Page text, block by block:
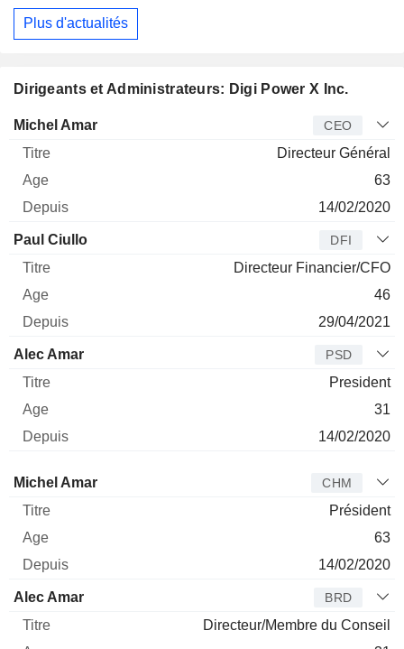
Plus d'actualités
Dirigeants et Administrateurs: Digi Power X Inc.
Dirigeant Titre
Michel Amar CEO
Directeur Général
63
14/02/2020
Paul Ciullo DFI
Directeur Financier/CFO
46
29/04/2021
Alec Amar PSD
President
31
14/02/2020
Administrateur
Michel Amar CHM
Président
63
14/02/2020
Alec Amar BRD
Directeur/Membre du Conseil